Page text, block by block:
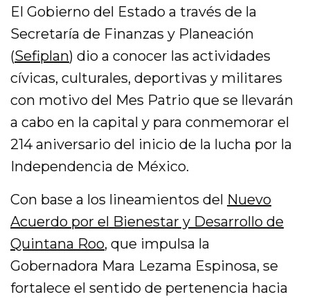
El Gobierno del Estado a través de la
Secretaría de Finanzas y Planeación
(Sefiplan) dio a conocer las actividades
cívicas, culturales, deportivas y militares
con motivo del Mes Patrio que se llevarán
a cabo en la capital y para conmemorar el
214 aniversario del inicio de la lucha por la
Independencia de México.
Con base a los lineamientos del Nuevo
Acuerdo por el Bienestar y Desarrollo de
Quintana Roo, que impulsa la
Gobernadora Mara Lezama Espinosa, se
fortalece el sentido de pertenencia hacia